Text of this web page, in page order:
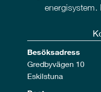
energisystem.
Besöksadress
Gredbyvägen 10
Eskilstuna